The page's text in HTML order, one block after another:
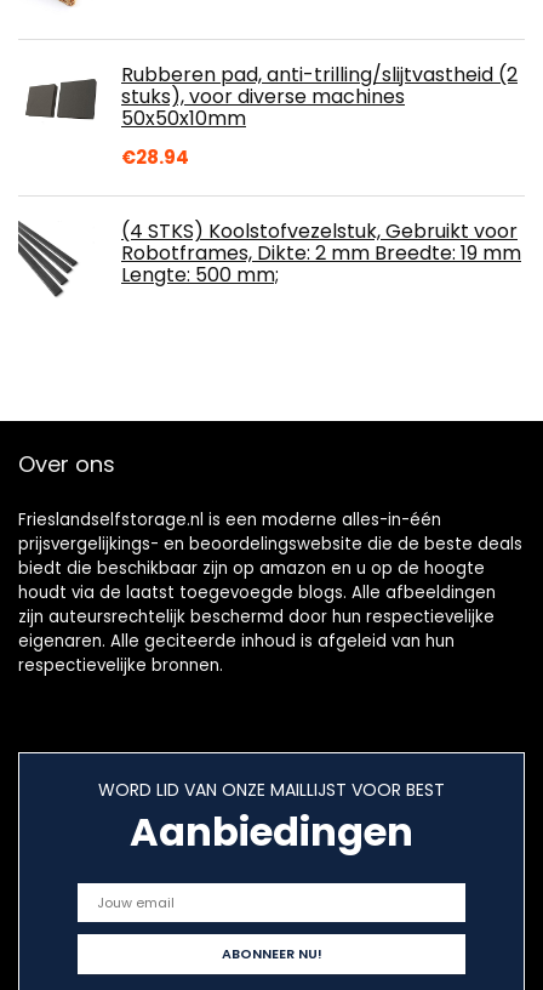
Rubberen pad, anti-trilling/slijtvastheid (2
stuks), voor diverse machines
50x50x10mm
€28.94
(4 STKS) Koolstofvezelstuk, Gebruikt voor
Robotframes, Dikte: 2 mm Breedte: 19 mm
Lengte: 500 mm;
Over ons
Frieslandselfstorage.nl is een moderne alles-in-één
prijsvergelijkings- en beoordelingswebsite die de beste deals
biedt die beschikbaar zijn op amazon en u op de hoogte
houdt via de laatst toegevoegde blogs. Alle afbeeldingen
zijn auteursrechtelijk beschermd door hun respectievelijke
eigenaren. Alle geciteerde inhoud is afgeleid van hun
respectievelijke bronnen.
WORD LID VAN ONZE MAILLIJST VOOR BEST
Aanbiedingen